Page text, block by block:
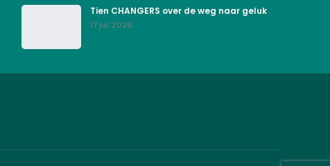
Tien CHANGERS over de weg naar geluk
17 jul, 2026